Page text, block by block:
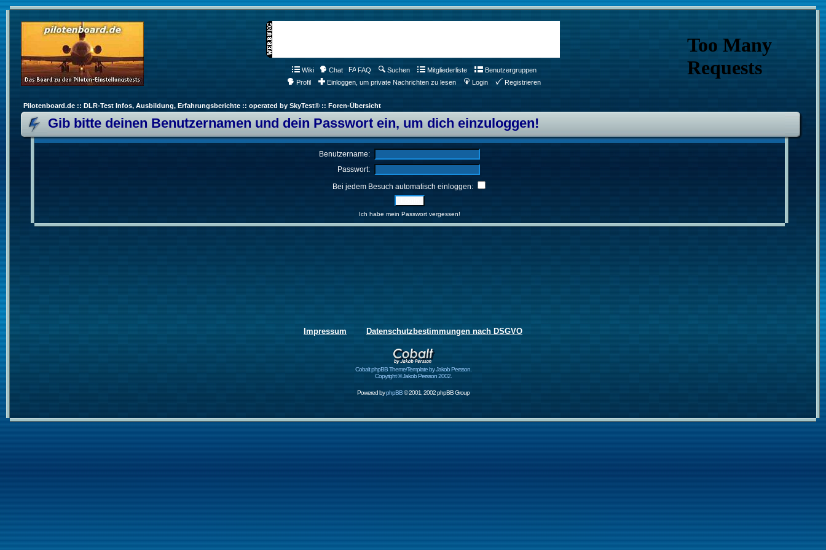
Wiki Chat FAQ Suchen Mitgliederliste
Benutzergruppen
Profil
Einloggen, um private Nachrichten zu lesen Login Registrieren
Pilotenboard.de :: DLR-Test Infos, Ausbildung, Erfahrungsberichte :: operated by SkyTest® :: Foren-Übersicht
Gib bitte deinen Benutzernamen und dein Passwort ein, um dich einzuloggen!
Benutzername:
Passwort:
Bei jedem Besuch automatisch einloggen:
Ich habe mein Passwort vergessen!
Impressum Datenschutzbestimmungen nach DSGVO
Cobalt phpBB Theme/Template by Jakob Persson.
Copyright © Jakob Persson 2002.
Powered byphpBB© 2001, 2002 phpBB Group